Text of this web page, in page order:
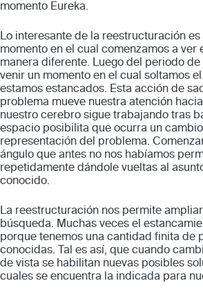
momento Eureka.
Lo interesante de la reestructuración es
momento en el cual comenzamos a ver
manera diferente. Luego del periodo
venir un momento en el cual soltamos
estamos estancados. Esta acción de
problema mueve nuestra atención
nuestro cerebro sigue trabajando tras
espacio posibilita que ocurra un
representación del problema.
ángulo que antes no nos habíamos
repetidamente dándole vueltas al
conocido.
La reestructuración nos permite
búsqueda. Muchas veces el
porque tenemos una cantidad finita de
conocidas. Tal es así, que cuando
de vista se habilitan nuevas posibles
cuales se encuentra la indicada para